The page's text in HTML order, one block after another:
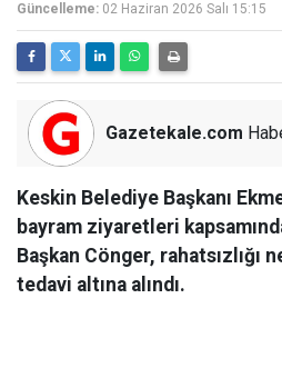
Güncelleme: 02 Haziran 2026 Salı 15:15
Gazetekale.com
Keskin Belediye Başkanı
bayram ziyaretleri
Başkan Cönger, rahatsızlığı
tedavi altına alındı.